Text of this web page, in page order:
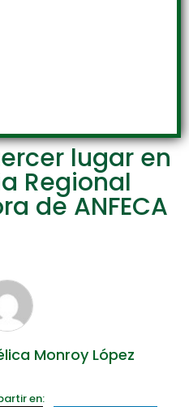
lugar en
Regional
de ANFECA
Monroy López
en: